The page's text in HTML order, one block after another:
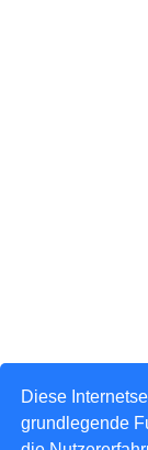
Diese
grundlegende